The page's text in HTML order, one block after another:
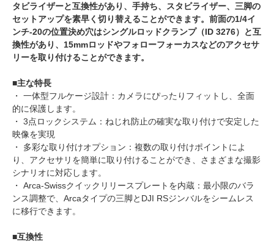
タビライザーと互換性があり、手持ち、スタビライザー、三脚の
セットアップを素早く切り替えることができます。前面の1/4イ
ンチ-20の位置決め穴はシングルロッドクランプ（ID 3276）と互
換性があり、15mmロッドやフォローフォーカスなどのアクセサ
リーを取り付けることができます。
■主な特長
・ 一体型フルケージ設計：カメラにぴったりフィットし、全面
的に保護します。
・ 3点ロックシステム：ねじれ防止の確実な取り付けで安定した
映像を実現
・ 多彩な取り付けオプション：複数の取り付けポイントによ
り、アクセサリを簡単に取り付けることができ、さまざまな撮影
シナリオに対応します。
・ Arca-Swissクイックリリースプレートを内蔵：最小限のバラ
ンス調整で、Arcaタイプの三脚とDJI RSジンバルをシームレス
に移行できます。
■互換性